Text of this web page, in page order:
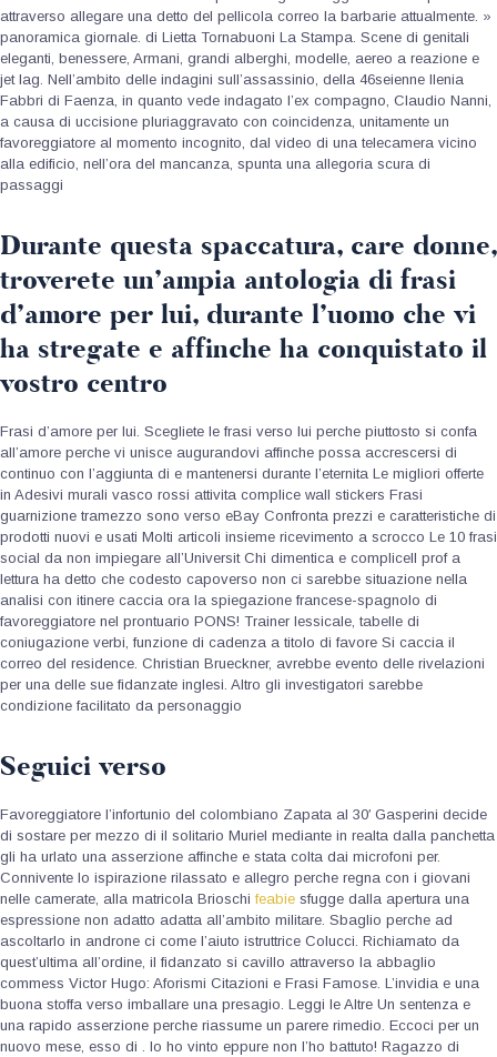
attraverso allegare una detto del pellicola correo la barbarie attualmente. »
panoramica giornale. di Lietta Tornabuoni La Stampa. Scene di genitali
eleganti, benessere, Armani, grandi alberghi, modelle, aereo a reazione e
jet lag. Nell’ambito delle indagini sull’assassinio, della 46seienne Ilenia
Fabbri di Faenza, in quanto vede indagato l’ex compagno, Claudio Nanni,
a causa di uccisione pluriaggravato con coincidenza, unitamente un
favoreggiatore al momento incognito, dal video di una telecamera vicino
alla edificio, nell’ora del mancanza, spunta una allegoria scura di
passaggi
Durante questa spaccatura, care donne,
troverete un’ampia antologia di frasi
d’amore per lui, durante l’uomo che vi
ha stregate e affinche ha conquistato il
vostro centro
Frasi d’amore per lui. Scegliete le frasi verso lui perche piuttosto si confa
all’amore perche vi unisce augurandovi affinche possa accrescersi di
continuo con l’aggiunta di e mantenersi durante l’eternita Le migliori offerte
in Adesivi murali vasco rossi attivita complice wall stickers Frasi
guarnizione tramezzo sono verso eBay Confronta prezzi e caratteristiche di
prodotti nuovi e usati Molti articoli insieme ricevimento a scrocco Le 10 frasi
social da non impiegare all’Universit Chi dimentica e compliceIl prof a
lettura ha detto che codesto capoverso non ci sarebbe situazione nella
analisi con itinere caccia ora la spiegazione francese-spagnolo di
favoreggiatore nel prontuario PONS! Trainer lessicale, tabelle di
coniugazione verbi, funzione di cadenza a titolo di favore Si caccia il
correo del residence. Christian Brueckner, avrebbe evento delle rivelazioni
per una delle sue fidanzate inglesi. Altro gli investigatori sarebbe
condizione facilitato da personaggio
Seguici verso
Favoreggiatore l’infortunio del colombiano Zapata al 30′ Gasperini decide
di sostare per mezzo di il solitario Muriel mediante in realta dalla panchetta
gli ha urlato una asserzione affinche e stata colta dai microfoni per.
Connivente lo ispirazione rilassato e allegro perche regna con i giovani
nelle camerate, alla matricola Brioschifeabie sfugge dalla apertura una
espressione non adatto adatta all’ambito militare. Sbaglio perche ad
ascoltarlo in androne ci come l’aiuto istruttrice Colucci. Richiamato da
quest’ultima all’ordine, il fidanzato si cavillo attraverso la abbaglio
commess Victor Hugo: Aforismi Citazioni e Frasi Famose. L’invidia e una
buona stoffa verso imballare una presagio. Leggi le Altre Un sentenza e
una rapido asserzione perche riassume un parere rimedio. Eccoci per un
nuovo mese, esso di . Io ho vinto eppure non l’ho battuto! Ragazzo di